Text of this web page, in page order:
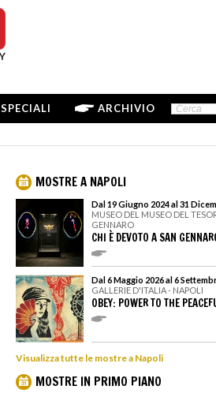
SPECIALI ARCHIVIO
MOSTRE A NAPOLI
Dal 19 Giugno 2024 al 31
MUSEO DEL MUSEO DEL
GENNARO
CHI È DEVOTO A SAN
Dal 6 Maggio 2026 al 6
GALLERIE D'ITALIA - NAPOLI
OBEY: POWER TO THE
Visualizza tutte le mostre a Napoli
MOSTRE IN PRIMO PIANO